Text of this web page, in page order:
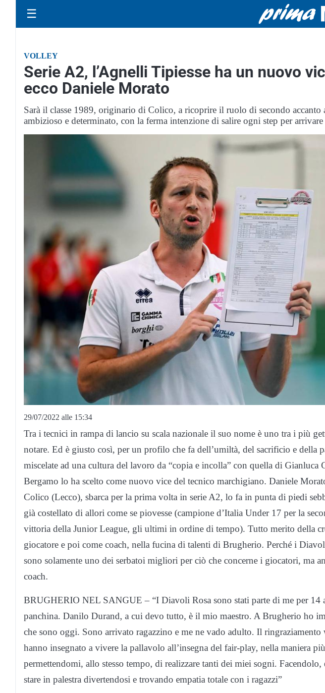
☰
VOLLEY
Serie A2, l’Agnelli Tipiesse ha un nuovo
ecco Daniele Morato
Sarà il classe 1989, originario di Colico, a ricoprire il ruolo di secondo accanto
ambizioso e determinato, con la ferma intenzione di salire ogni step per
29/07/2022 alle 15:34
Tra i tecnici in rampa di lancio su scala nazionale il suo nome è uno tra i più
notare. Ed è giusto così, per un profilo che fa dell’umiltà, del sacrificio e della
miscelate ad una cultura del lavoro da “copia e incolla” con quella di Gianluca
Bergamo lo ha scelto come nuovo vice del tecnico marchigiano. Daniele
Colico (Lecco), sbarca per la prima volta in serie A2, lo fa in punta di piedi
già costellato di allori come se piovesse (campione d’Italia Under 17 per la
vittoria della Junior League, gli ultimi in ordine di tempo). Tutto merito della
giocatore e poi come coach, nella fucina di talenti di Brugherio. Perché i
sono solamente uno dei serbatoi migliori per ciò che concerne i giocatori, ma
coach.
BRUGHERIO NEL SANGUE – “I Diavoli Rosa sono stati parte di me per 14
panchina. Danilo Durand, a cui devo tutto, è il mio maestro. A Brugherio ho
che sono oggi. Sono arrivato ragazzino e me ne vado adulto. Il
hanno insegnato a vivere la pallavolo all’insegna del fair-play, nella maniera
permettendomi, allo stesso tempo, di realizzare tanti dei miei sogni.
stare in palestra divertendosi e trovando empatia totale con i ragazzi”